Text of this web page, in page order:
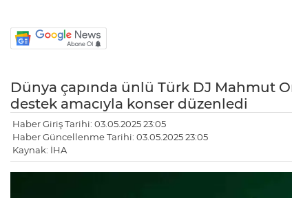
Dünya çapında ünlü Türk DJ Mahmut
destek amacıyla konser düzenledi
Haber Giriş Tarihi: 03.05.2025 23:05
Haber Güncellenme Tarihi: 03.05.2025 23:05
Kaynak: İHA